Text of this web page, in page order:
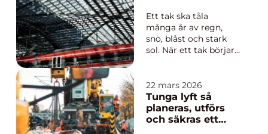
och ger trygg värme
året runt. En rätt ...
ditt tak
Ett tak ska tåla
många år av regn,
snö, blåst och stark
sol. När ett tak börjar
missfärgningar,
läckage eller höga
energikostnader. Då
blir en erfaren
22 mars 2026
Tunga lyft så
planeras, utförs
och säkras ett